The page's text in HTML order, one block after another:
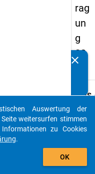
rag
un
g
20
Details
H15
Wenn
clear
auto_stories
add_shopping_cart
Auswertung der
weitersurfen stimmen
zu Cookies
.
OK